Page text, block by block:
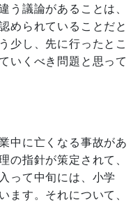
う議論があることは、
められていることだと
少し、先に行ったとこ
いくべき問題と思って
中に亡くなる事故があ
の指針が策定されて、
って中旬には、小学
ます。それについて、